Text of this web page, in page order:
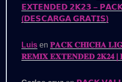
𝗘𝗫𝗧𝗘𝗡𝗗𝗘𝗗 𝟮𝗞𝟮𝟯 –
(𝗗𝗘𝗦𝗖𝗔𝗥𝗚𝗔 𝗚𝗥𝗔𝗧𝗜𝗦)
Luis en 𝐏𝐀𝐂𝐊 𝐂𝐇𝐈𝐂𝐇𝐀
𝐑𝐄𝐌𝐈𝐗 𝐄𝐗𝐓𝐄𝐍𝐃𝐄𝐃 𝟐𝐊𝟐𝟒 |